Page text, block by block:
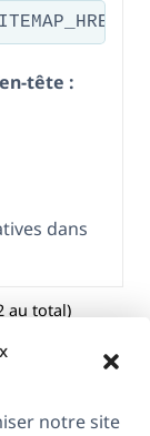
notre site
tête :
dans
au total)